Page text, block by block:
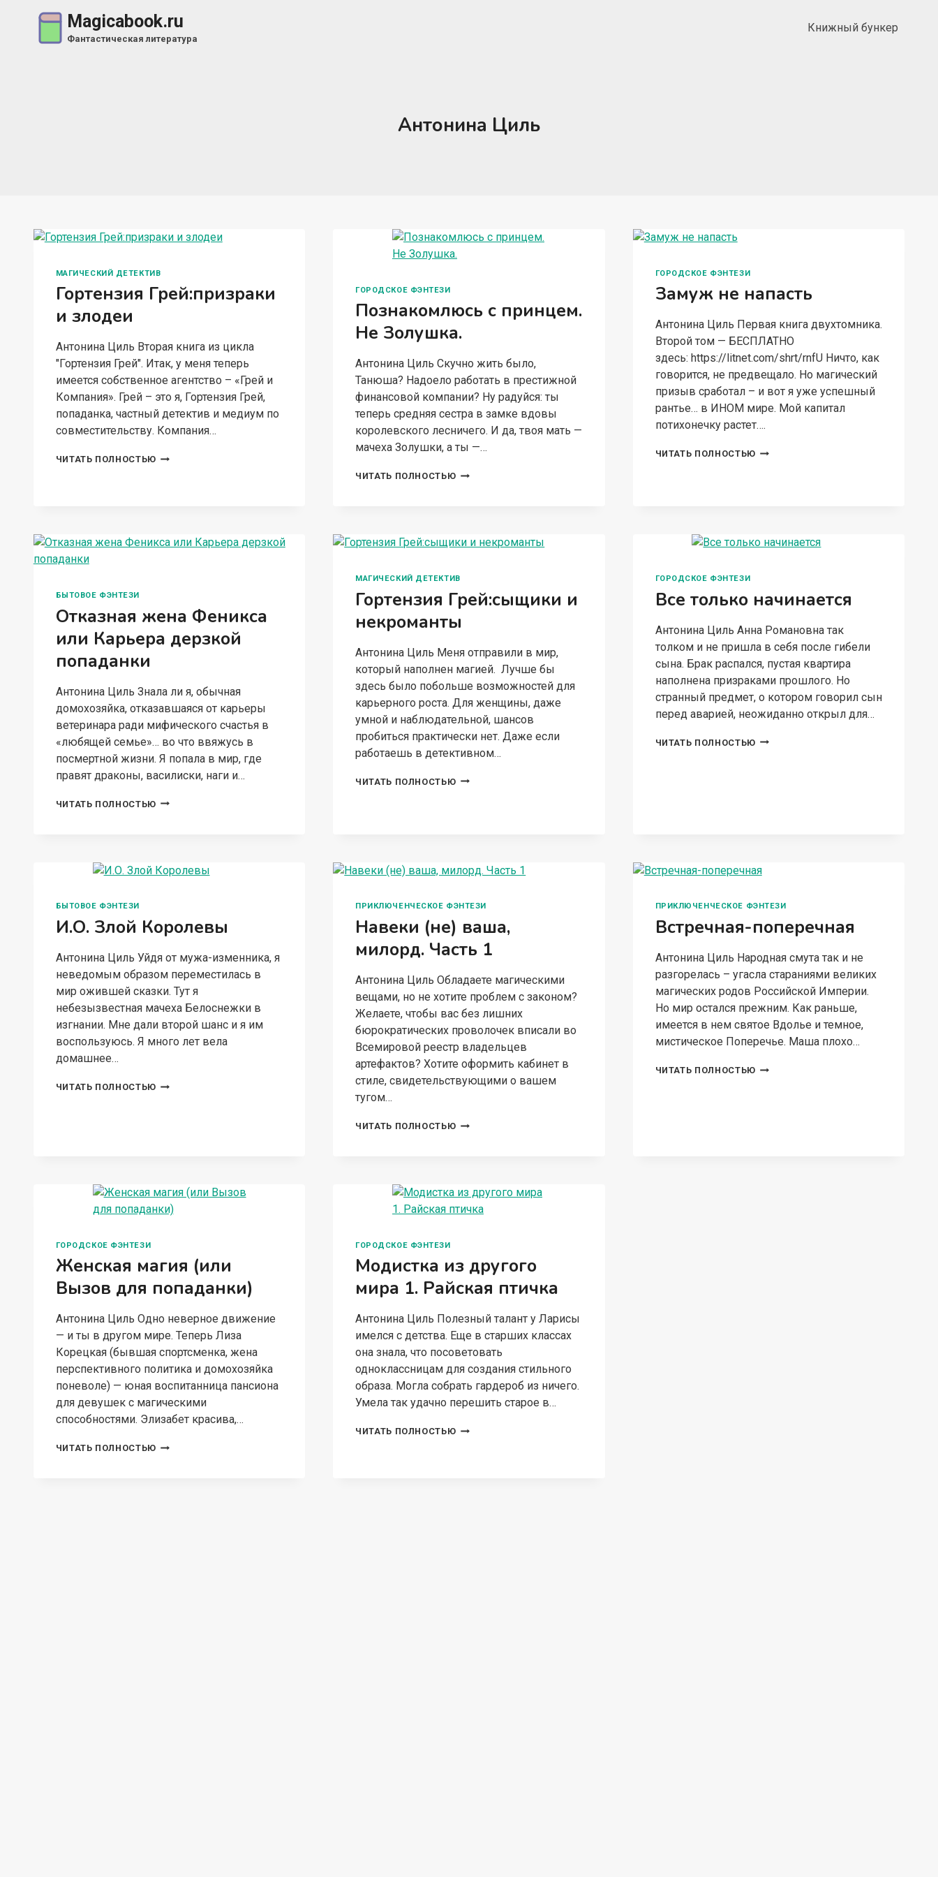
содержимому
Magicabook.ru
Фантастическая литература
Книжный бункер
Антонина Циль
МАГИЧЕСКИЙ ДЕТЕКТИВ
Гортензия Грей:призраки
и злодеи
Антонина Циль Вторая книга из цикла
"Гортензия Грей". Итак, у меня теперь
имеется собственное агентство – «Грей и
Компания». Грей – это я, Гортензия Грей,
попаданка, частный детектив и медиум по
совместительству. Компания…
ЧИТАТЬ ПОЛНОСТЬЮ ГОРТЕНЗИЯ
ГОРОДСКОЕ ФЭНТЕЗИ
Познакомлюсь с принцем.
Не Золушка.
Антонина Циль Скучно жить было,
Танюша? Надоело работать в престижной
финансовой компании? Ну радуйся: ты
теперь средняя сестра в замке вдовы
королевского лесничего. И да, твоя мать —
мачеха Золушки, а ты —…
ЧИТАТЬ ПОЛНОСТЬЮ ПОЗНАКОМЛЮСЬ
ГОРОДСКОЕ ФЭНТЕЗИ
Замуж не напасть
Антонина Циль Первая книга двухтомника.
Второй том — БЕСПЛАТНО
здесь: https://litnet.com/shrt/rnfU Ничто, как
говорится, не предвещало. Но магический
призыв сработал – и вот я уже успешный
рантье… в ИНОМ мире. Мой капитал
потихонечку растет….
ЧИТАТЬ ПОЛНОСТЬЮ ЗАМУЖ
БЫТОВОЕ ФЭНТЕЗИ
Отказная жена Феникса
или Карьера дерзкой
попаданки
Антонина Циль Знала ли я, обычная
домохозяйка, отказавшаяся от карьеры
ветеринара ради мифического счастья в
«любящей семье»… во что ввяжусь в
посмертной жизни. Я попала в мир, где
правят драконы, василиски, наги и…
ЧИТАТЬ ПОЛНОСТЬЮ ОТКАЗНАЯ
ДЕРЗКОЙ
МАГИЧЕСКИЙ ДЕТЕКТИВ
Гортензия Грей:сыщики и
некроманты
Антонина Циль Меня отправили в мир,
который наполнен магией. Лучше бы
здесь было побольше возможностей для
карьерного роста. Для женщины, даже
умной и наблюдательной, шансов
пробиться практически нет. Даже если
работаешь в детективном…
ЧИТАТЬ ПОЛНОСТЬЮ ГОРТЕНЗИЯ
ГОРОДСКОЕ ФЭНТЕЗИ
Все только начинается
Антонина Циль Анна Романовна так
толком и не пришла в себя после гибели
сына. Брак распался, пустая квартира
наполнена призраками прошлого. Но
странный предмет, о котором говорил сын
перед аварией, неожиданно открыл для…
ЧИТАТЬ ПОЛНОСТЬЮ ВСЕ
БЫТОВОЕ ФЭНТЕЗИ
И.О. Злой Королевы
Антонина Циль Уйдя от мужа-изменника, я
неведомым образом переместилась в
мир ожившей сказки. Тут я
небезызвестная мачеха Белоснежки в
изгнании. Мне дали второй шанс и я им
воспользуюсь. Я много лет вела
домашнее…
ЧИТАТЬ ПОЛНОСТЬЮ И.О.
ПРИКЛЮЧЕНЧЕСКОЕ ФЭНТЕЗИ
Навеки (не) ваша,
милорд. Часть 1
Антонина Циль Обладаете магическими
вещами, но не хотите проблем с законом?
Желаете, чтобы вас без лишних
бюрократических проволочек вписали во
Всемировой реестр владельцев
артефактов? Хотите оформить кабинет в
стиле, свидетельствующими о вашем
тугом…
ЧИТАТЬ ПОЛНОСТЬЮ НАВЕКИ
1
ПРИКЛЮЧЕНЧЕСКОЕ ФЭНТЕЗИ
Встречная-поперечная
Антонина Циль Народная смута так и не
разгорелась – угасла стараниями великих
магических родов Российской Империи.
Но мир остался прежним. Как раньше,
имеется в нем святое Вдолье и темное,
мистическое Поперечье. Маша плохо…
ЧИТАТЬ ПОЛНОСТЬЮ ВСТРЕЧНАЯ-
ГОРОДСКОЕ ФЭНТЕЗИ
Женская магия (или
Вызов для попаданки)
Антонина Циль Одно неверное движение
— и ты в другом мире. Теперь Лиза
Корецкая (бывшая спортсменка, жена
перспективного политика и домохозяйка
поневоле) — юная воспитанница пансиона
для девушек с магическими
способностями. Элизабет красива,…
ЧИТАТЬ ПОЛНОСТЬЮ ЖЕНСКАЯ
ГОРОДСКОЕ ФЭНТЕЗИ
Модистка из другого
мира 1. Райская птичка
Антонина Циль Полезный талант у Ларисы
имелся с детства. Еще в старших классах
она знала, что посоветовать
одноклассницам для создания стильного
образа. Могла собрать гардероб из ничего.
Умела так удачно перешить старое в…
ЧИТАТЬ ПОЛНОСТЬЮ МОДИСТКА